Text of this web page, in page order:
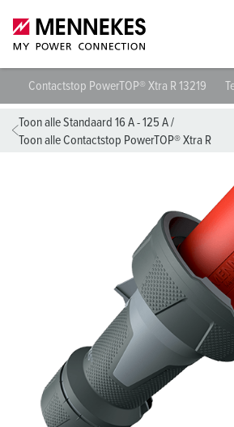
Contactstop PowerTOP® Xtra R 13219
Toon alle Standaard 16 A - 125 A/
Toon alle Contactstop PowerTOP® Xtra R